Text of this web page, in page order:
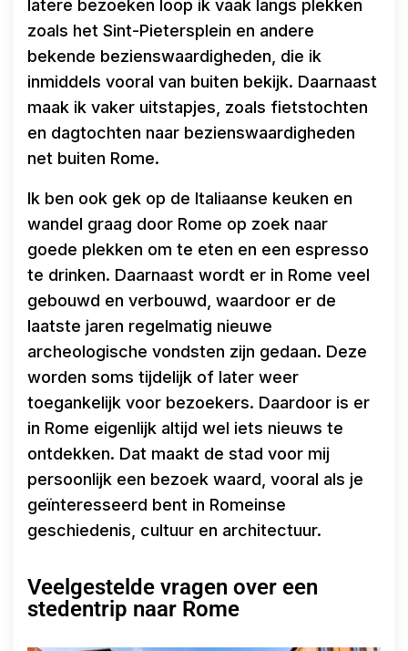
latere bezoeken loop ik vaak langs plekken
zoals het Sint-Pietersplein en andere
bekende bezienswaardigheden, die ik
inmiddels vooral van buiten bekijk. Daarnaast
maak ik vaker uitstapjes, zoals fietstochten
en dagtochten naar bezienswaardigheden
net buiten Rome.
Ik ben ook gek op de Italiaanse keuken en
wandel graag door Rome op zoek naar
goede plekken om te eten en een espresso
te drinken. Daarnaast wordt er in Rome veel
gebouwd en verbouwd, waardoor er de
laatste jaren regelmatig nieuwe
archeologische vondsten zijn gedaan. Deze
worden soms tijdelijk of later weer
toegankelijk voor bezoekers. Daardoor is er
in Rome eigenlijk altijd wel iets nieuws te
ontdekken. Dat maakt de stad voor mij
persoonlijk een bezoek waard, vooral als je
geïnteresseerd bent in Romeinse
geschiedenis, cultuur en architectuur.
Veelgestelde vragen over een
stedentrip naar Rome